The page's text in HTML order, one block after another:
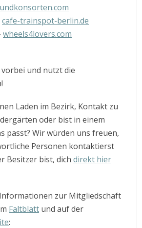
undkonsorten.com
cafe-trainspot-berlin.de
wheels4lovers.com
und nutzt die
Laden im Bezirk, Kontakt zu
oder bist in einem
passt? Wir würden uns freuen,
Personen kontaktierst
Besitzer bist, dich direkt hier
zur Mitgliedschaft
Faltblatt und auf der
: